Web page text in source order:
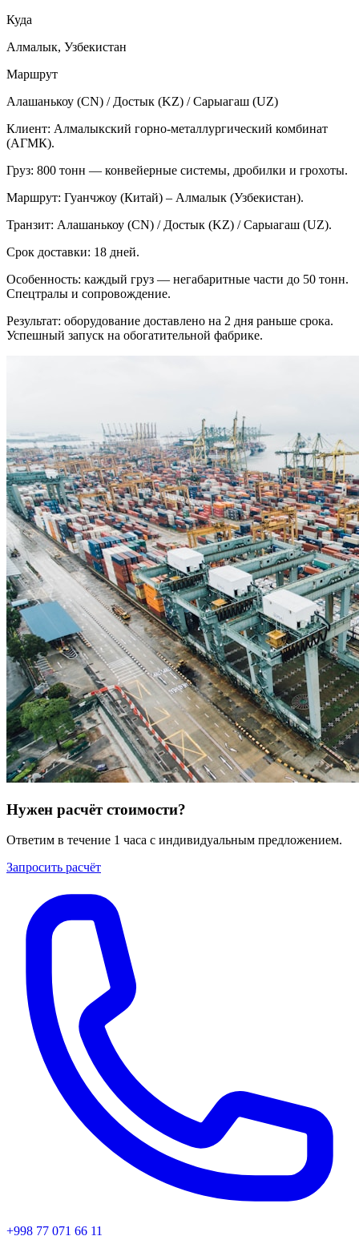
Куда
Алмалык, Узбекистан
Маршрут
Алашанькоу (CN) / Достык (KZ) / Сарыагаш (UZ)
Клиент: Алмалыкский горно-металлургический комбинат
(АГМК).
Груз: 800 тонн — конвейерные системы, дробилки и грохоты.
Маршрут: Гуанчжоу (Китай) – Алмалык (Узбекистан).
Транзит: Алашанькоу (CN) / Достык (KZ) / Сарыагаш (UZ).
Срок доставки: 18 дней.
Особенность: каждый груз — негабаритные части до 50 тонн.
Спецтралы и сопровождение.
Результат: оборудование доставлено на 2 дня раньше срока.
Успешный запуск на обогатительной фабрике.
Нужен расчёт стоимости?
Ответим в течение 1 часа с индивидуальным предложением.
Запросить расчёт
+998 77 071 66 11